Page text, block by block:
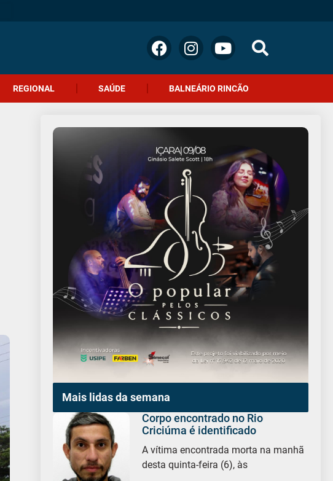
REGIONAL SAÚDE BALNEÁRIO RINCÃO
Mais lidas da semana
Corpo encontrado no Rio
Criciúma é identificado
A vítima encontrada morta na manhã
desta quinta-feira (6), às